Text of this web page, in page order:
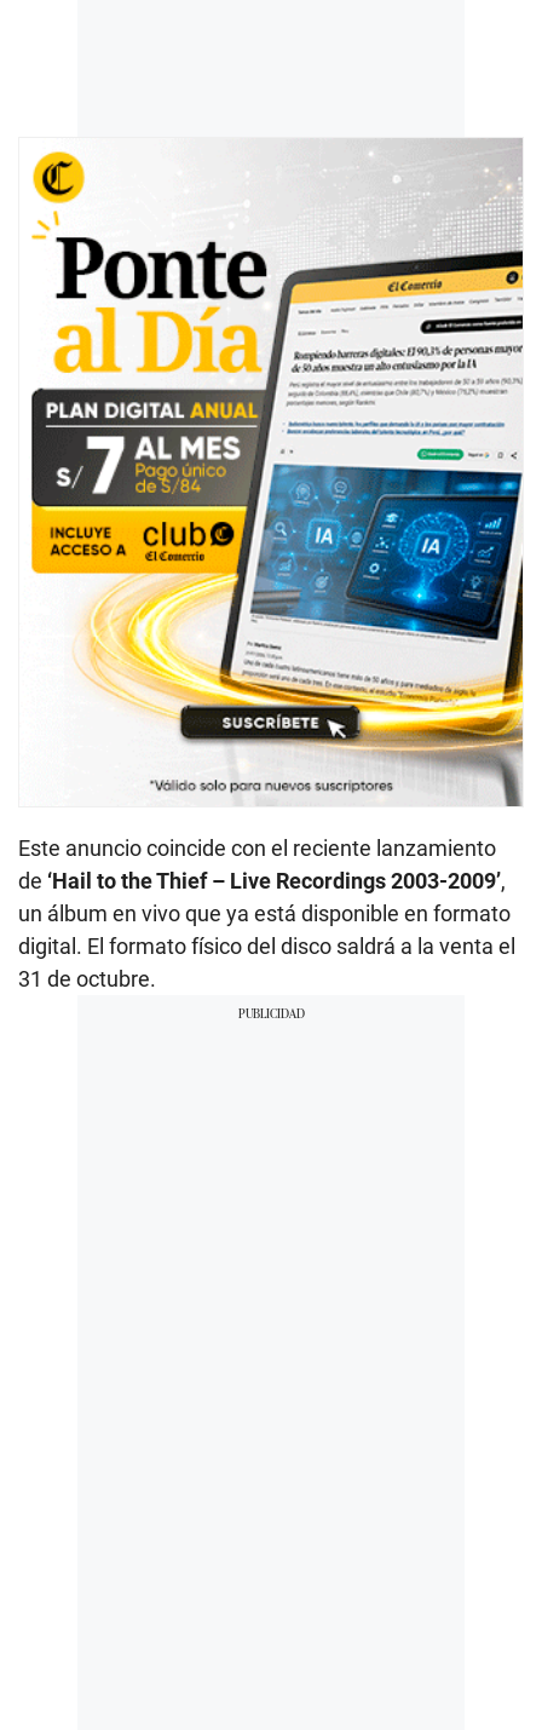
Este anuncio coincide con el reciente lanzamiento
de ‘Hail to the Thief – Live Recordings 2003-2009’,
un álbum en vivo que ya está disponible en formato
digital. El formato físico del disco saldrá a la venta el
31 de octubre.